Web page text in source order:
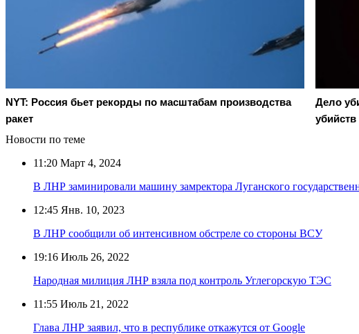
NYT: Россия бьет рекорды по масштабам производства
ракет
Дело
убийств
Новости по теме
11:20 Март 4, 2024
В ЛНР заминировали машину замректора Луганского
12:45 Янв. 10, 2023
В ЛНР сообщили об интенсивном обстреле со стороны ВСУ
19:16 Июль 26, 2022
Народная милиция ЛНР взяла под контроль Углегорскую ТЭС
11:55 Июль 21, 2022
Глава ЛНР заявил, что в республике откажутся от Google